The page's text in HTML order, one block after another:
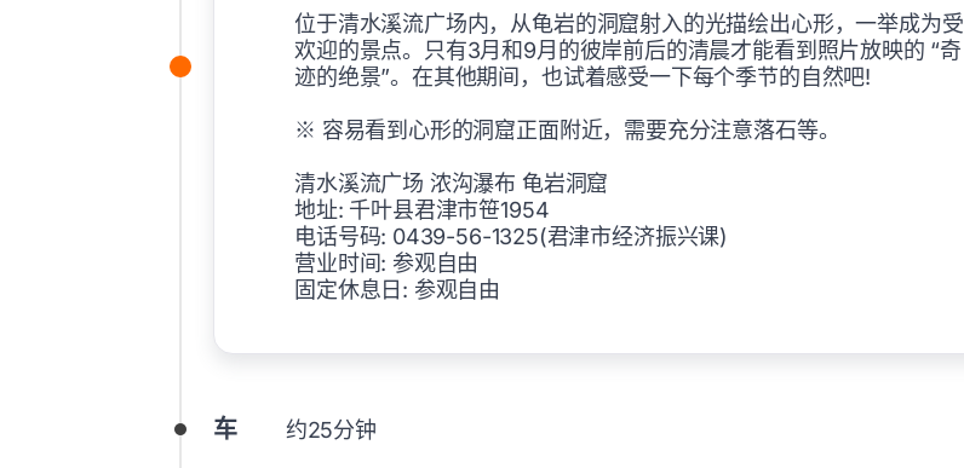
位于清水溪流广场内，从龟岩的洞窟射入的光描绘出心形，一举成为受
欢迎的景点。只有3月和9月的彼岸前后的清晨才能看到照片放映的 “奇
迹的绝景”。在其他期间，也试着感受一下每个季节的自然吧!
※ 容易看到心形的洞窟正面附近，需要充分注意落石等。
清水溪流广场 浓沟瀑布 龟岩洞窟
地址: 千叶县君津市笹1954
电话号码: 0439-56-1325(君津市经济振兴课)
营业时间: 参观自由
固定休息日: 参观自由
车 约25分钟